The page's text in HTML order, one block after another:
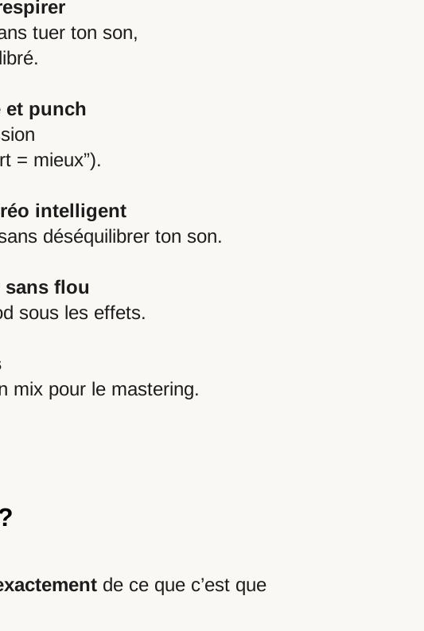
tuer ton son,
et punch
= mieux”).
intelligent
déséquilibrer ton son.
flou
sous les effets.
mix pour le mastering.
de ce que c’est que